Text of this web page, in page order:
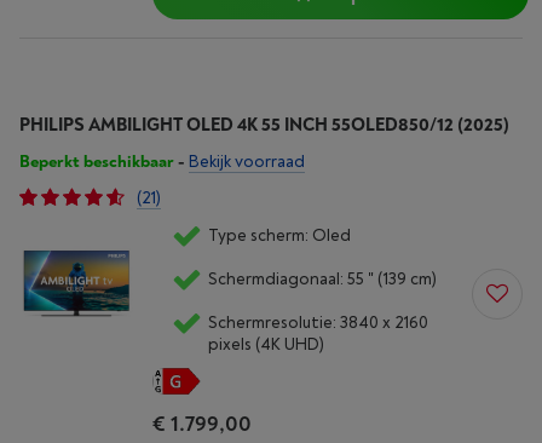
PHILIPS AMBILIGHT OLED 4K 55 INCH 55OLED850/12 (2025)
Beperkt beschikbaar- Bekijk voorraad
(21)
Type scherm: Oled
Schermdiagonaal: 55 " (139 cm)
Schermresolutie: 3840 x 2160
pixels (4K UHD)
€ 1.799,00